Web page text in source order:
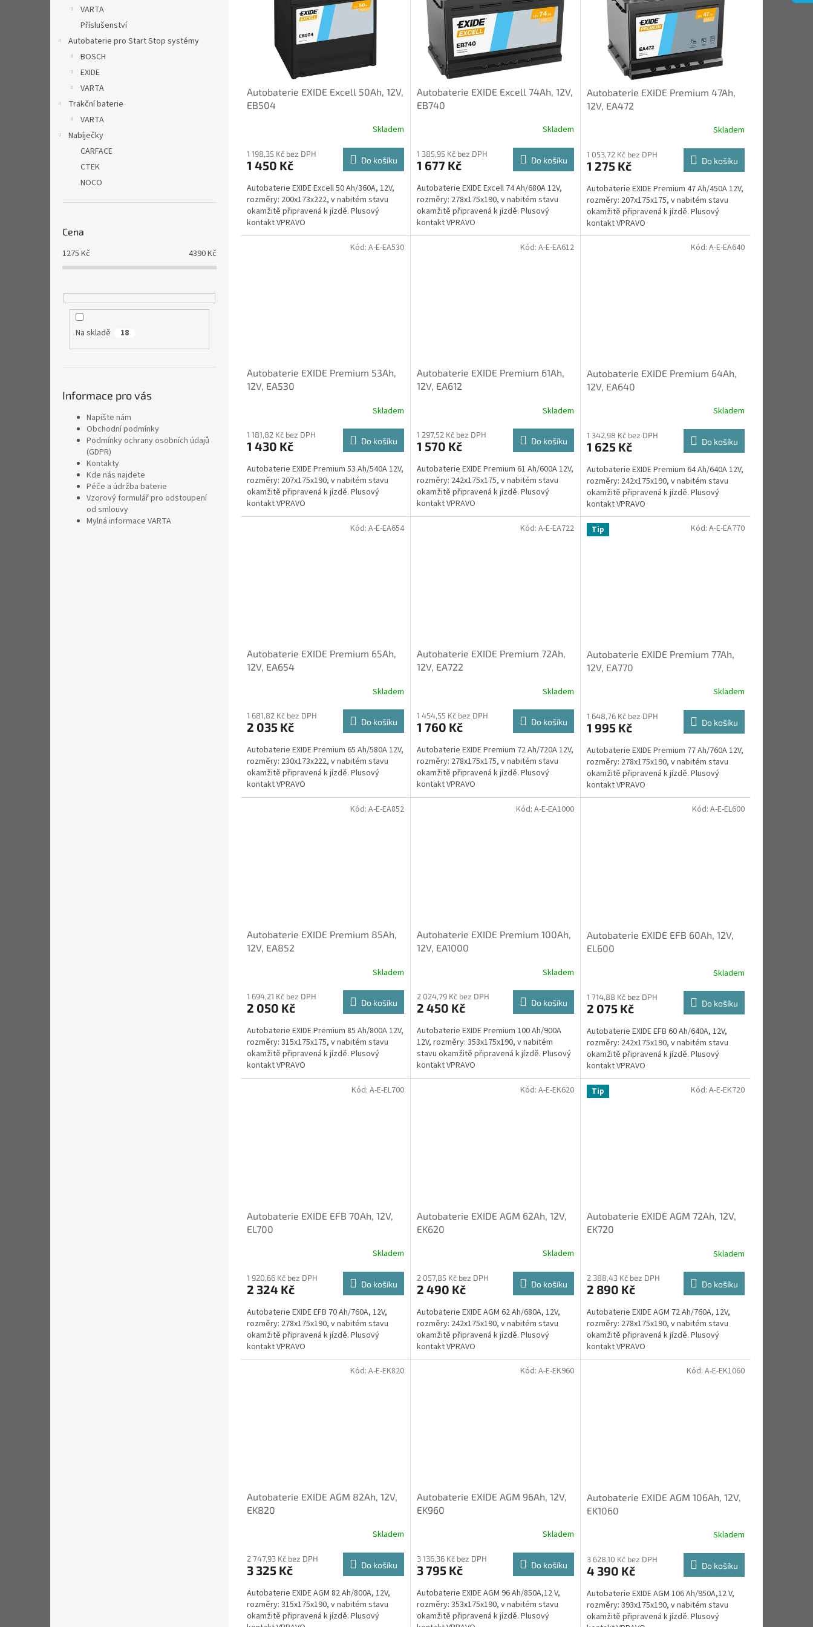
VARTA
Příslušenství
Autobaterie pro Start Stop systémy
BOSCH
EXIDE
VARTA
Trakční baterie
VARTA
Nabíječky
CARFACE
CTEK
NOCO
Cena
1275 Kč 4390Kč
Na skladě 18
Informace pro vás
Napište nám
Obchodní podmínky
Podmínky ochrany osobních údajů
(GDPR)
Kontakty
Kde nás najdete
Péče a údržba baterie
Vzorový formulář pro odstoupení
od smlouvy
Mylná informace VARTA
Autobaterie EXIDE Excell 50Ah, 12V,
EB504
Skladem
1 198,35 Kč bez DPH
1 450 Kč Do košíku
Autobaterie EXIDE Excell 50 Ah/360A, 12V,
rozměry: 200x173x222, v nabitém stavu
okamžitě připravená k jízdě. Plusový
kontakt VPRAVO
Autobaterie EXIDE Excell 74Ah, 12V,
EB740
Skladem
1 385,95 Kč bez DPH
1 677 Kč Do košíku
Autobaterie EXIDE Excell 74 Ah/680A 12V,
rozměry: 278x175x190, v nabitém stavu
okamžitě připravená k jízdě. Plusový
kontakt VPRAVO
Autobaterie EXIDE Premium 47Ah,
12V, EA472
Skladem
1 053,72 Kč bez DPH
1 275 Kč Do košíku
Autobaterie EXIDE Premium 47 Ah/450A 12V,
rozměry: 207x175x175, v nabitém stavu
okamžitě připravená k jízdě. Plusový
kontakt VPRAVO
Autobaterie EXIDE Premium 53Ah,
12V, EA530
Skladem
1 181,82 Kč bez DPH
1 430 Kč Do košíku
Autobaterie EXIDE Premium 53 Ah/540A 12V,
rozměry: 207x175x190, v nabitém stavu
okamžitě připravená k jízdě. Plusový
kontakt VPRAVO
Kód: A-E-EA530
Autobaterie EXIDE Premium 61Ah,
12V, EA612
Skladem
1 297,52 Kč bez DPH
1 570 Kč Do košíku
Autobaterie EXIDE Premium 61 Ah/600A 12V,
rozměry: 242x175x175, v nabitém stavu
okamžitě připravená k jízdě. Plusový
kontakt VPRAVO
Kód: A-E-EA612
Autobaterie EXIDE Premium 64Ah,
12V, EA640
Skladem
1 342,98 Kč bez DPH
1 625 Kč Do košíku
Autobaterie EXIDE Premium 64 Ah/640A 12V,
rozměry: 242x175x190, v nabitém stavu
okamžitě připravená k jízdě. Plusový
kontakt VPRAVO
Kód: A-E-EA640
Autobaterie EXIDE Premium 65Ah,
12V, EA654
Skladem
1 681,82 Kč bez DPH
2 035 Kč Do košíku
Autobaterie EXIDE Premium 65 Ah/580A 12V,
rozměry: 230x173x222, v nabitém stavu
okamžitě připravená k jízdě. Plusový
kontakt VPRAVO
Kód: A-E-EA654
Autobaterie EXIDE Premium 72Ah,
12V, EA722
Skladem
1 454,55 Kč bez DPH
1 760 Kč Do košíku
Autobaterie EXIDE Premium 72 Ah/720A 12V,
rozměry: 278x175x175, v nabitém stavu
okamžitě připravená k jízdě. Plusový
kontakt VPRAVO
Kód: A-E-EA722 Tip
Autobaterie EXIDE Premium 77Ah,
12V, EA770
Skladem
1 648,76 Kč bez DPH
1 995 Kč Do košíku
Autobaterie EXIDE Premium 77 Ah/760A 12V,
rozměry: 278x175x190, v nabitém stavu
okamžitě připravená k jízdě. Plusový
kontakt VPRAVO
Kód: A-E-EA770
Autobaterie EXIDE Premium 85Ah,
12V, EA852
Skladem
1 694,21 Kč bez DPH
2 050 Kč Do košíku
Autobaterie EXIDE Premium 85 Ah/800A 12V,
rozměry: 315x175x175, v nabitém stavu
okamžitě připravená k jízdě. Plusový
kontakt VPRAVO
Kód: A-E-EA852
Autobaterie EXIDE Premium 100Ah,
12V, EA1000
Skladem
2 024,79 Kč bez DPH
2 450 Kč Do košíku
Autobaterie EXIDE Premium 100 Ah/900A
12V, rozměry: 353x175x190, v nabitém
stavu okamžitě připravená k jízdě. Plusový
kontakt VPRAVO
Kód: A-E-EA1000
Autobaterie EXIDE EFB 60Ah, 12V,
EL600
Skladem
1 714,88 Kč bez DPH
2 075 Kč Do košíku
Autobaterie EXIDE EFB 60 Ah/640A, 12V,
rozměry: 242x175x190, v nabitém stavu
okamžitě připravená k jízdě. Plusový
kontakt VPRAVO
Kód: A-E-EL600
Autobaterie EXIDE EFB 70Ah, 12V,
EL700
Skladem
1 920,66 Kč bez DPH
2 324 Kč Do košíku
Autobaterie EXIDE EFB 70 Ah/760A, 12V,
rozměry: 278x175x190, v nabitém stavu
okamžitě připravená k jízdě. Plusový
kontakt VPRAVO
Kód: A-E-EL700
Autobaterie EXIDE AGM 62Ah, 12V,
EK620
Skladem
2 057,85 Kč bez DPH
2 490 Kč Do košíku
Autobaterie EXIDE AGM 62 Ah/680A, 12V,
rozměry: 242x175x190, v nabitém stavu
okamžitě připravená k jízdě. Plusový
kontakt VPRAVO
Kód: A-E-EK620 Tip
Autobaterie EXIDE AGM 72Ah, 12V,
EK720
Skladem
2 388,43 Kč bez DPH
2 890 Kč Do košíku
Autobaterie EXIDE AGM 72 Ah/760A, 12V,
rozměry: 278x175x190, v nabitém stavu
okamžitě připravená k jízdě. Plusový
kontakt VPRAVO
Kód: A-E-EK720
Autobaterie EXIDE AGM 82Ah, 12V,
EK820
Skladem
2 747,93 Kč bez DPH
3 325 Kč Do košíku
Autobaterie EXIDE AGM 82 Ah/800A, 12V,
rozměry: 315x175x190, v nabitém stavu
okamžitě připravená k jízdě. Plusový
Kód: A-E-EK820
Autobaterie EXIDE AGM 96Ah, 12V,
EK960
Skladem
3 136,36 Kč bez DPH
3 795 Kč Do košíku
Autobaterie EXIDE AGM 96 Ah/850A,12 V,
rozměry: 353x175x190, v nabitém stavu
okamžitě připravená k jízdě. Plusový
Kód: A-E-EK960
Autobaterie EXIDE AGM 106Ah, 12V,
EK1060
Skladem
3 628,10 Kč bez DPH
4 390 Kč Do košíku
Autobaterie EXIDE AGM 106 Ah/950A,12 V,
rozměry: 393x175x190, v nabitém stavu
okamžitě připravená k jízdě. Plusový
Kód: A-E-EK1060